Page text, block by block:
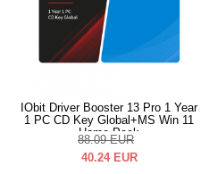
IObit Driver Booster 13 Pro 1 Year
1 PC CD Key Global+MS Win 11
Home Pack
88.09 EUR
40.24 EUR